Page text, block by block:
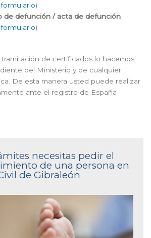
)
de defunción / acta de defunción
)
de certificados lo hacemos
del Ministerio y de cualquier
De esta manera usted puede realizar
ante el registro de España
necesitas pedir el
de una persona en
de Gibraleón